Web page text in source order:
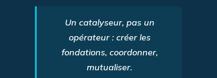
Un catalyseur, pas un
opérateur : créer les
fondations, coordonner,
mutualiser.